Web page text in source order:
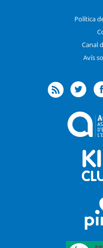
Política
Canal
Avís